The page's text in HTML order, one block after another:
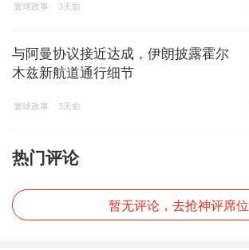
寰球政事 3天前
与阿曼协议接近达成，伊朗披露霍尔
木兹新航道通行细节
寰球政事 3天前
热门评论
暂无评论，去抢神评席位